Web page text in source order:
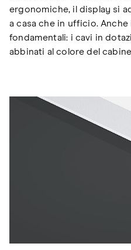
ergonomiche, il display si
a casa che in ufficio.
fondamentali: i cavi in
abbinati al colore del